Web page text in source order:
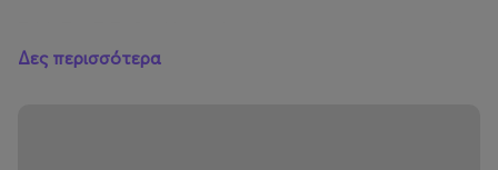
γευσιγνωσίας και σημειωματάριο)
Δες περισσότερα